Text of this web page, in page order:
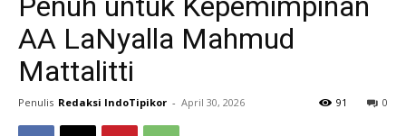
AA LaNyalla Mahmud
Mattalitti
Penulis Redaksi IndoTipikor - April 30, 2026 0
91